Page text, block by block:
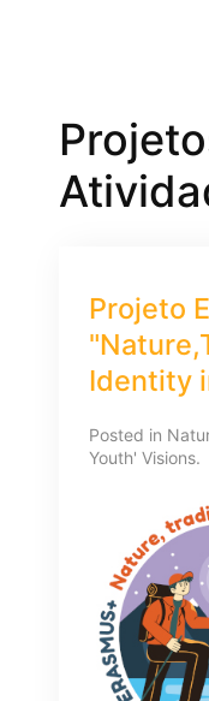
Projeto
Identity
Posted in
Youth' Visions.